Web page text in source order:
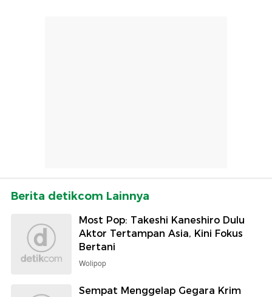
Berita detikcom Lainnya
Most Pop: Takeshi Kaneshiro Dulu
Aktor Tertampan Asia, Kini Fokus
Bertani
Wolipop
Sempat Menggelap Gegara Krim